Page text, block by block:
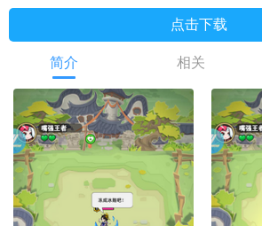
点击下载
简介 相关